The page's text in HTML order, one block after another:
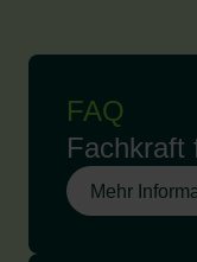
FAQ
Fachkraft
Mehr